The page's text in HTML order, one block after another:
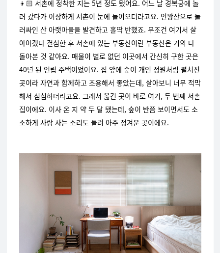
👦🏻 서촌에 정착한 지는 5년 정도 됐어요. 어느 날 경복궁에 놀
러 갔다가 이상하게 서촌이 눈에 들어오더라고요. 인왕산으로 둘
러싸인 산 아랫마을을 발견하고 홀딱 반했죠. 무조건 여기서 살
아야겠다 결심한 후 서촌에 있는 부동산이란 부동산은 거의 다
돌아본 것 같아요. 매물이 별로 없던 이곳에서 간신히 구한 곳은
40년 된 연립 주택이었어요. 집 앞에 숲이 개인 정원처럼 펼쳐진
곳이라 자연과 함께하고 조용해서 좋았는데, 살아보니 너무 적막
해서 심심하더라고요. 그래서 옮긴 곳이 바로 여기, 두 번째 서촌
집이에요. 이사 온 지 약 두 달 됐는데, 숲이 반쯤 보이면서도 소
소하게 사람 사는 소리도 들려 아주 정겨운 곳이에요.